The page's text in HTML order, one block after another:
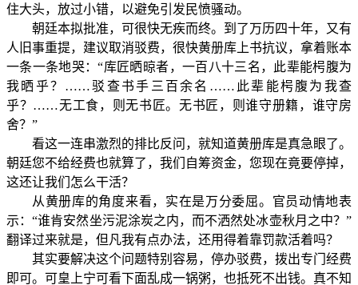
住大头，放过小错，以避免引发民愤骚动。
朝廷本拟批准，可很快无疾而终。到了万历四十年，又有
人旧事重提，建议取消驳费，很快黄册库上书抗议，拿着账本
一条一条地哭：“库匠晒晾者，一百八十三名，此辈能枵腹为
我晒乎？……驳查书手三百余名……此辈能枵腹为我查
乎？……无工食，则无书匠。无书匠，则谁守册籍，谁守房
舍？”
看这一连串激烈的排比反问，就知道黄册库是真急眼了。
朝廷您不给经费也就算了，我们自筹资金，您现在竟要停掉，
这还让我们怎么干活？
从黄册库的角度来看，实在是万分委屈。官员动情地表
示：“谁肯安然坐污泥涂炭之内，而不洒然处冰壶秋月之中？”
翻译过来就是，但凡我有点办法，还用得着靠罚款活着吗？
其实要解决这个问题特别容易，停办驳费，拨出专门经费
即可。可皇上宁可看下面乱成一锅粥，也抵死不出钱。真不知